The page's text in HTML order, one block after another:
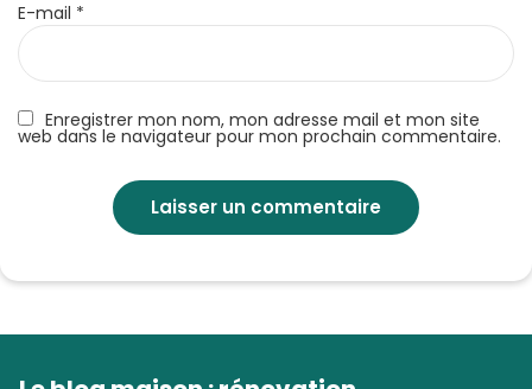
Enregistrer mon nom, mon adresse mail et mon site
web dans le navigateur pour mon prochain commentaire.
E-mail *